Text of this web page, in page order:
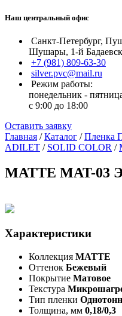
Наш центральный офис
Санкт-Петербург,
Шушары, 1-й
+7 (981) 809-63-30
silver.pvc@mail.ru
Режим работы:
понедельник -
с 9:00 до 18:00
Оставить заявку
Главная /Каталог /Пленка
ADILET / SOLID COLOR /
MATTE MAT-03
Характеристики
Коллекция MATTE
Оттенок Бежевый
Покрытие Матовое
Текстура
Тип пленки
Толщина, мм 0,18/0,3